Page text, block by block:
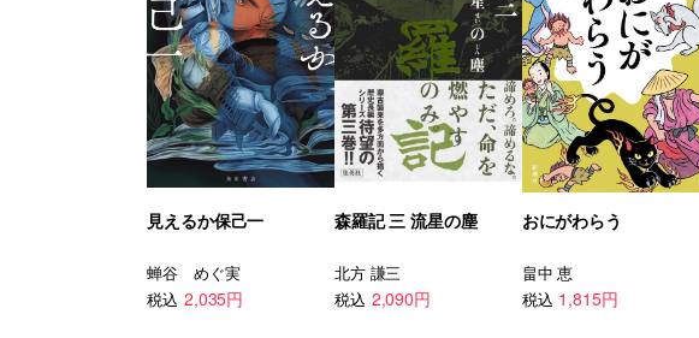
見えるか保己一
蝉谷 めぐ実
税込 2,035円
森羅記 三 流星の塵
北方 謙三
税込 2,090円
おにがわらう
畠中 恵
税込 1,815円